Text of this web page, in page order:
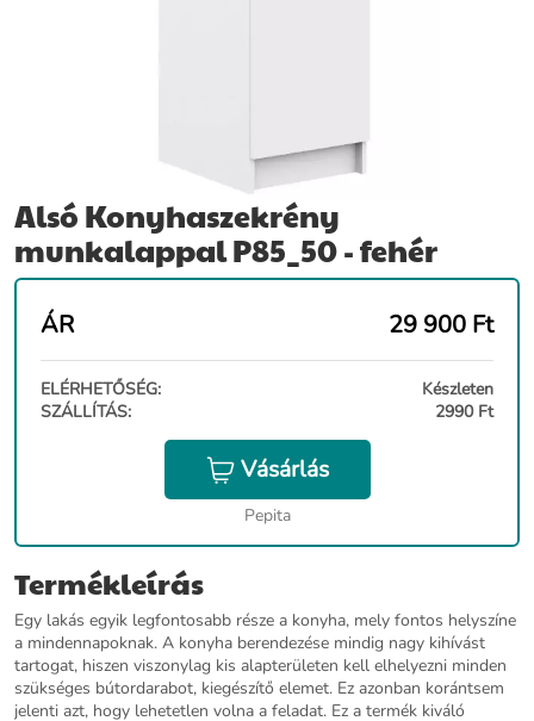
Alsó Konyhaszekrény
munkalappal P85_50 - fehér
ÁR 29 900 Ft
ELÉRHETŐSÉG:
Készleten
SZÁLLÍTÁS:
2990 Ft
Vásárlás
Pepita
Termékleírás
Egy lakás egyik legfontosabb része a konyha, mely fontos helyszíne
a mindennapoknak. A konyha berendezése mindig nagy kihívást
tartogat, hiszen viszonylag kis alapterületen kell elhelyezni minden
szükséges bútordarabot, kiegészítő elemet. Ez azonban korántsem
jelenti azt, hogy lehetetlen volna a feladat. Ez a termék kiváló